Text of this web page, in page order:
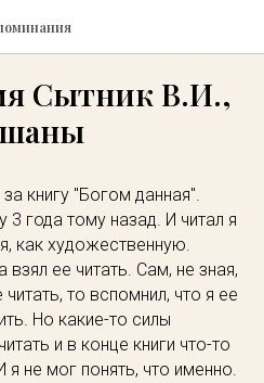
Сытник В.И.,
книгу "Богом данная".
3 года тому назад. И читал я
как художественную.
ее читать. Сам, не зная,
то вспомнил, что я ее
Но какие-то силы
и в конце книги что-то
я не мог понять, что именно.